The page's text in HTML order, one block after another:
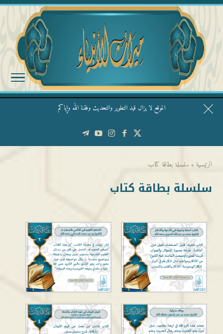
الموقع لا يزال قيد التطوير والتحديث وفقنا الله وإياكم
قال الشيخ ربيع وفقه الله: نحن ليس عندنا تقديس الأشخاص
الرئيسية » سلسلة بطاقة كتاب
سلسلة بطاقة كتاب